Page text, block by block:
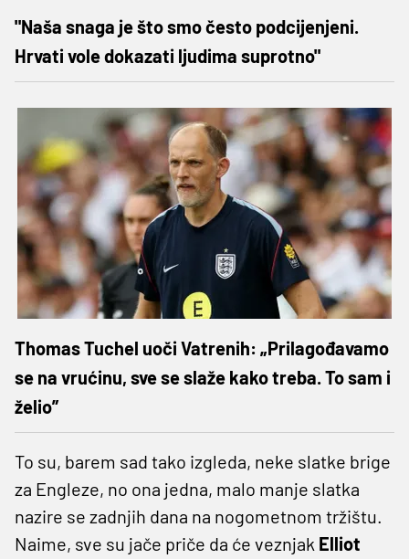
"Naša snaga je što smo često podcijenjeni.
Hrvati vole dokazati ljudima suprotno"
Thomas Tuchel uoči Vatrenih: „Prilagođavamo
se na vrućinu, sve se slaže kako treba. To sam i
želio”
To su, barem sad tako izgleda, neke slatke brige
za Engleze, no ona jedna, malo manje slatka
nazire se zadnjih dana na nogometnom tržištu.
Naime, sve su jače priče da će veznjak Elliot